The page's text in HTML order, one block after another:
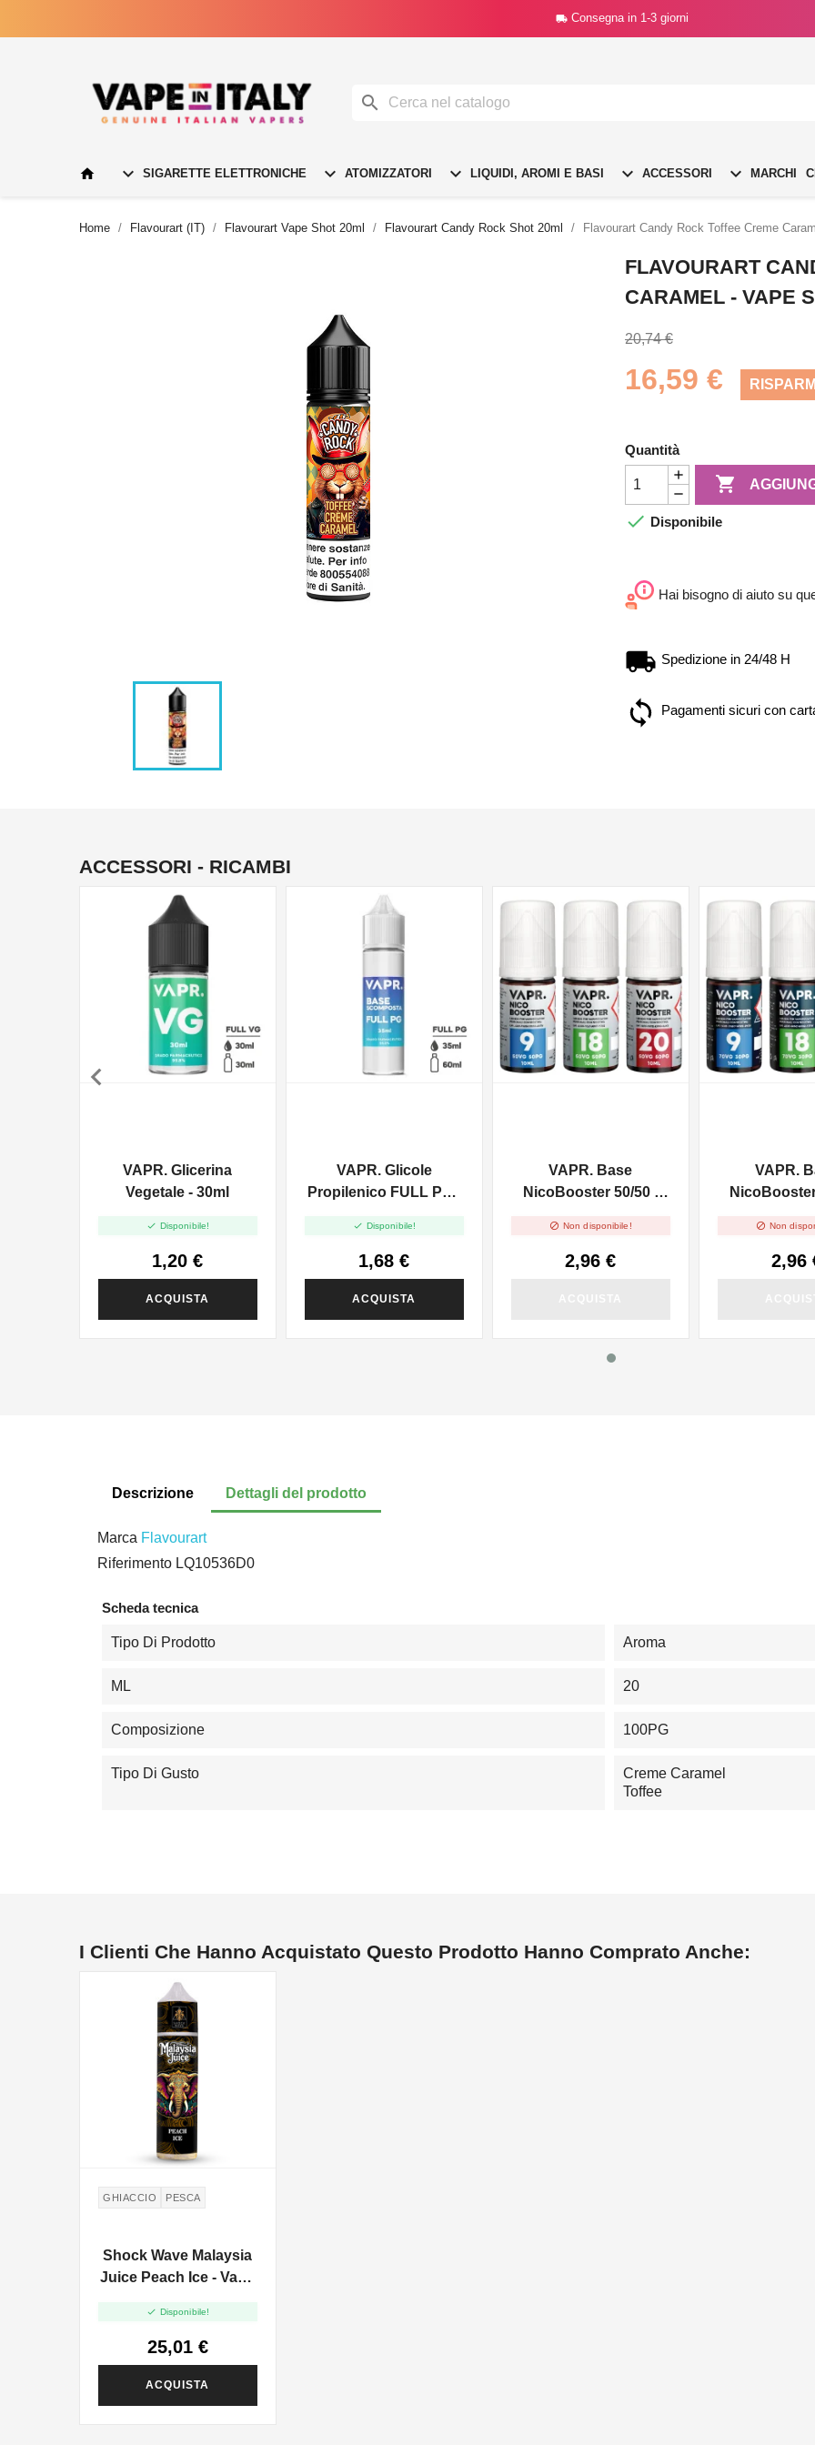
 Consegna in 1-3 giorni

  SIGARETTE ELETTRONICHE  ATOMIZZATORI  LIQUIDI, AROMI E BASI  ACCESSORI  MARCHI
Home Flavourart (IT) Flavourart Vape Shot 20ml Flavourart Candy Rock Shot 20ml Flavourart Candy Rock Toffee Creme
FLAVOURART
CARAMEL - VAPE
20,74 €
16,59 €
Quantità

 Disponibile
Hai bisogno di aiuto su
Spedizione in 24/48 H
Pagamenti sicuri con
ACCESSORI - RICAMBI
VAPR. Glicerina
Vegetale - 30ml
 Disponibile!
1,20 €
ACQUISTA
VAPR. Glicole
Propilenico FULL PG -
 Disponibile!
1,68 €
ACQUISTA
VAPR. Base
NicoBooster 50/50 -
 Non disponibile!
2,96 €
VAPR.
 Non
2,96

Descrizione Dettagli del prodotto
Marca Flavourart
Riferimento LQ10536D0
Scheda tecnica
Tipo Di Prodotto Aroma
ML 20
Composizione 100PG
Tipo Di Gusto
Creme Caramel
Toffee
I Clienti Che Hanno Acquistato Questo Prodotto Hanno Comprato Anche:
GHIACCIO PESCA
Shock Wave Malaysia
Juice Peach Ice - Vape
 Disponibile!
25,01 €
ACQUISTA